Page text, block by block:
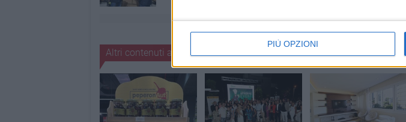
PIÙ OPZIONI
Altri contenuti a tema